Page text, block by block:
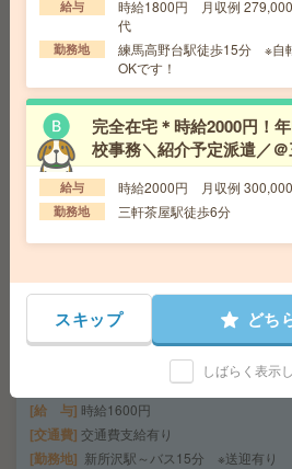
払いサービスあり
交通費 交通費支給あり
東京都新宿区 東京メトロ副都心線
駅徒歩3分、都営大江戸線 東新宿駅徒歩7分
9-15時もOK＊週3から4日勤務！時
力[派遣]
給 与 時給1800円＋交 ■給与の前払いが
勤務地 東京都豊島区 山手線 池袋駅徒歩5
座り仕事！給与即払いOK！高時給
給 与 時給1600円
交通費 交通費支給有り
勤務地 新所沢駅～バス15分 ※送迎有り
給与
時給1800円 月収例
代
勤務地
練馬高野台駅徒歩15分 ※自
OKです！
完全在宅＊時給2000円！
校事務＼紹介予定派遣／
派遣]
給与 時給2000円 月収例
勤務地 三軒茶屋駅徒歩6分
スキップ どち
しばらく表示